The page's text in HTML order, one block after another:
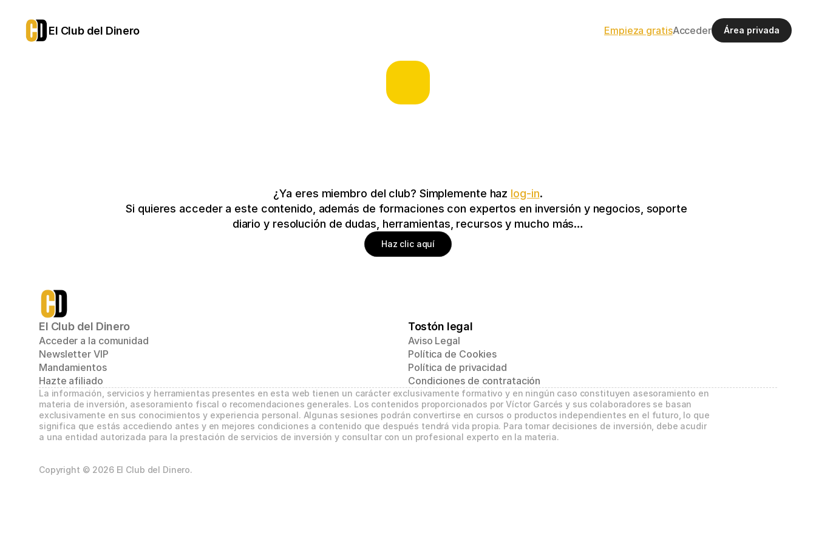
El Club del Dinero Empieza gratisAcceder Área privada
¿Ya eres miembro del club? Simplemente haz log-in.
Si quieres acceder a este contenido, además de formaciones con expertos en inversión y negocios, soporte
diario y resolución de dudas, herramientas, recursos y mucho más…
Haz clic aquí
El Club del Dinero
Acceder a la comunidad
Newsletter VIP
Mandamientos
Hazte afiliado
Tostón legal
Aviso Legal
Política de Cookies
Política de privacidad
Condiciones de contratación
La información, servicios y herramientas presentes en esta web tienen un carácter exclusivamente formativo y en ningún caso constituyen asesoramiento en
materia de inversión, asesoramiento fiscal o recomendaciones generales. Los contenidos proporcionados por Víctor Garcés y sus colaboradores se basan
exclusivamente en sus conocimientos y experiencia personal. Algunas sesiones podrán convertirse en cursos o productos independientes en el futuro, lo que
significa que estás accediendo antes y en mejores condiciones a contenido que después tendrá vida propia. Para tomar decisiones de inversión, debe acudir
a una entidad autorizada para la prestación de servicios de inversión y consultar con un profesional experto en la materia.
Copyright © 2026 El Club del Dinero.